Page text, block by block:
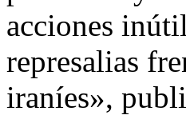
acciones
represalias
iraníes»,